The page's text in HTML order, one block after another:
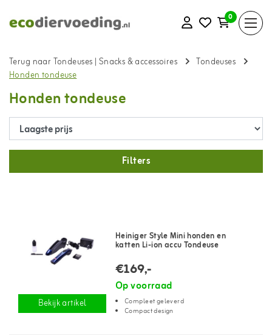
0
Terug naar Tondeuses | Snacks & accessoires
Tondeuses
Honden tondeuse
Honden tondeuse
Filters
Bekijk artikel
Heiniger Style Mini honden en
katten Li-ion accu Tondeuse
€169,-
Op voorraad
Compleet geleverd
Compact design